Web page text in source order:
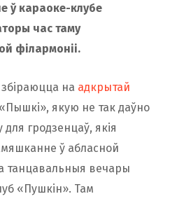
ў караоке-клубе
час таму
філармоніі.
на адкрытай
якую не так даўно
для гродзенцаў, якія
ў абласной
танцавальныя вечары
«Пушкін». Там